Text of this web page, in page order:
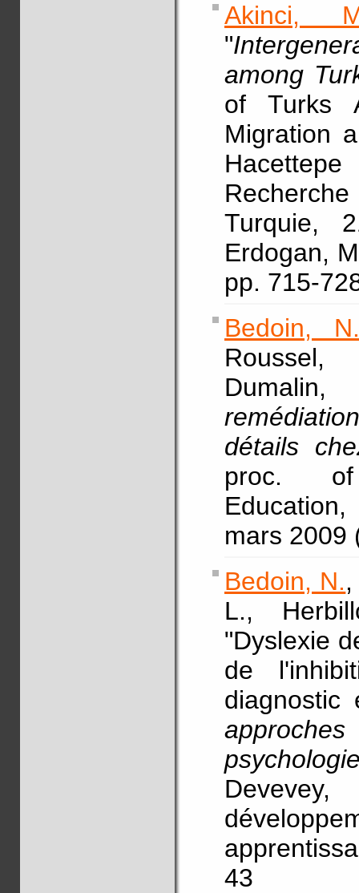
Akinci,
"
among
of Turks
Migration
Turquie,
Erdogan,
pp. 715-
Bedoin, N.
Roussel,
détails
proc. of
mars 2009
Bedoin, N.
L.,
"Dyslexie
de
43